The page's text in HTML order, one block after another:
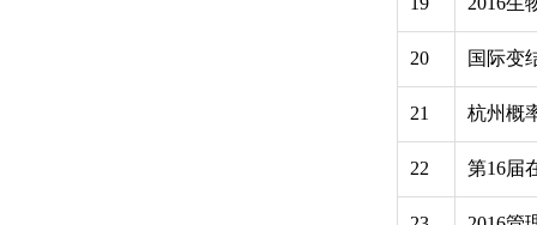
20 国际变
21 杭州概
22 第16届